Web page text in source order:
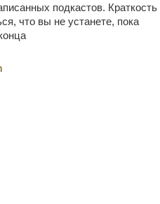
подкастов. Краткость
что вы не устанете, пока